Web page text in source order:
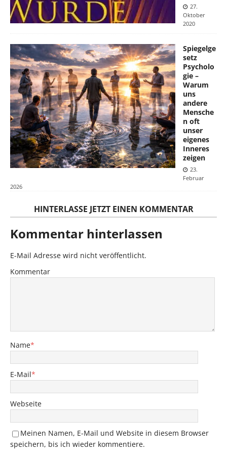
27.
Oktober
2020
Spiegelge
setz
Psycholo
gie –
Warum
uns
andere
Mensche
n oft
unser
eigenes
Inneres
zeigen
23.
Februar
2026
HINTERLASSE JETZT EINEN KOMMENTAR
Kommentar hinterlassen
E-Mail Adresse wird nicht veröffentlicht.
Kommentar
Name*
E-Mail*
Webseite
Meinen Namen, E-Mail und Website in diesem Browser
speichern, bis ich wieder kommentiere.